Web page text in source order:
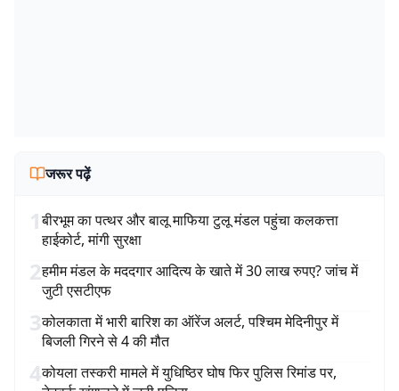
जरूर पढ़ें
1बीरभूम का पत्थर और बालू माफिया टुलू मंडल पहुंचा कलकत्ता
हाईकोर्ट, मांगी सुरक्षा
2हमीम मंडल के मददगार आदित्य के खाते में 30 लाख रुपए? जांच में
जुटी एसटीएफ
3कोलकाता में भारी बारिश का ऑरेंज अलर्ट, पश्चिम मेदिनीपुर में
बिजली गिरने से 4 की मौत
4कोयला तस्करी मामले में युधिष्ठिर घोष फिर पुलिस रिमांड पर,